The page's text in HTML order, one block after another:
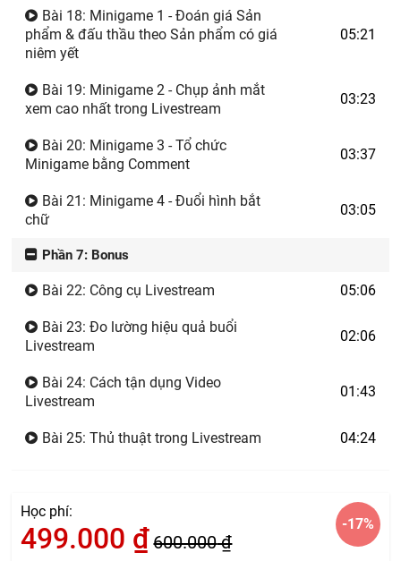
Bài 18: Minigame 1 - Đoán giá Sản
phẩm & đấu thầu theo Sản phẩm có giá
niêm yết
05:21
Bài 19: Minigame 2 - Chụp ảnh mắt
xem cao nhất trong Livestream
03:23
Bài 20: Minigame 3 - Tổ chức
Minigame bằng Comment
03:37
Bài 21: Minigame 4 - Đuổi hình bắt
chữ
03:05
Phần 7: Bonus
Bài 22: Công cụ Livestream 05:06
Bài 23: Đo lường hiệu quả buổi
Livestream
02:06
Bài 24: Cách tận dụng Video
Livestream
01:43
Bài 25: Thủ thuật trong Livestream 04:24
Học phí:
499.000 ₫600.000₫
-17%